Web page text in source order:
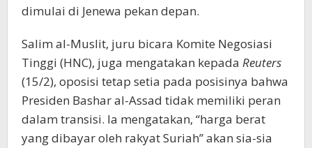
dimulai di Jenewa pekan depan.
Salim al-Muslit, juru bicara Komite Negosiasi
Tinggi (HNC), juga mengatakan kepada Reuters
(15/2), oposisi tetap setia pada posisinya bahwa
Presiden Bashar al-Assad tidak memiliki peran
dalam transisi. Ia mengatakan, “harga berat
yang dibayar oleh rakyat Suriah” akan sia-sia